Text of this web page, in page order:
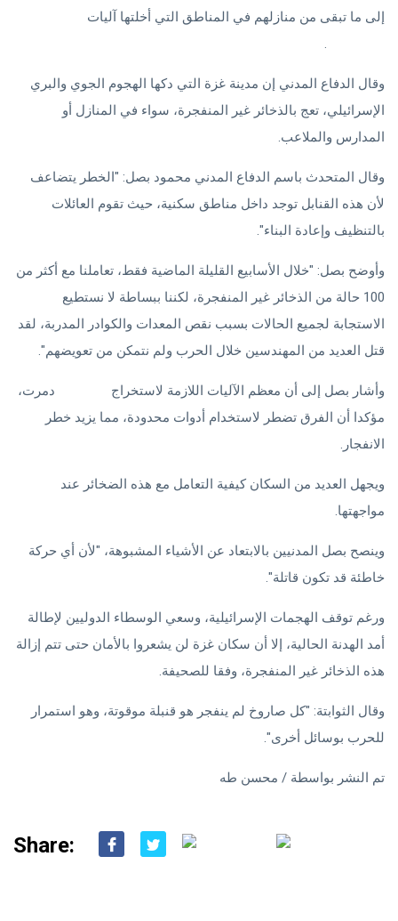
إلى ما تبقى من منازلهم في المناطق التي أخلتها آليات
.
وقال الدفاع المدني إن مدينة غزة التي دكها الهجوم الجوي والبري
الإسرائيلي، تعج بالذخائر غير المنفجرة، سواء في المنازل أو
المدارس والملاعب.
وقال المتحدث باسم الدفاع المدني محمود بصل: "الخطر يتضاعف
لأن هذه القنابل توجد داخل مناطق سكنية، حيث تقوم العائلات
بالتنظيف وإعادة البناء".
وأوضح بصل: "خلال الأسابيع القليلة الماضية فقط، تعاملنا مع أكثر من
100 حالة من الذخائر غير المنفجرة، لكننا ببساطة لا نستطيع
الاستجابة لجميع الحالات بسبب نقص المعدات والكوادر المدربة، لقد
قتل العديد من المهندسين خلال الحرب ولم نتمكن من تعويضهم".
وأشار بصل إلى أن معظم الآليات اللازمة لاستخراج
دمرت،
مؤكدا أن الفرق تضطر لاستخدام أدوات محدودة، مما يزيد خطر
الانفجار.
ويجهل العديد من السكان كيفية التعامل مع هذه الضخائر عند
مواجهتها.
وينصح بصل المدنيين بالابتعاد عن الأشياء المشبوهة، "لأن أي حركة
خاطئة قد تكون قاتلة".
ورغم توقف الهجمات الإسرائيلية، وسعي الوسطاء الدوليين لإطالة
أمد الهدنة الحالية، إلا أن سكان غزة لن يشعروا بالأمان حتى تتم إزالة
هذه الذخائر غير المنفجرة، وفقا للصحيفة.
وقال الثوابتة: "كل صاروخ لم ينفجر هو قنبلة موقوتة، وهو استمرار
للحرب بوسائل أخرى".
تم النشر بواسطة / محسن طه
Share: